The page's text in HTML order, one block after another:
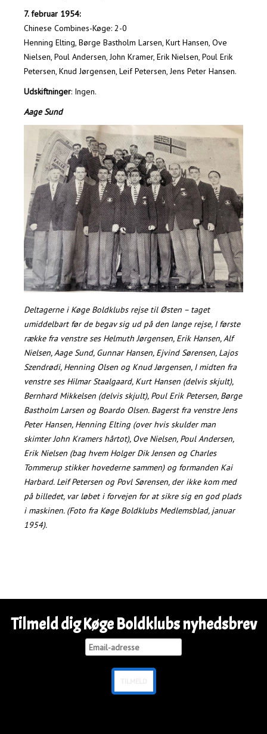
7. februar 1954:
Chinese Combines-Køge: 2-0
Henning Elting, Børge Bastholm Larsen, Kurt Hansen, Ove
Nielsen, Poul Andersen, John Kramer, Erik Nielsen, Poul Erik
Petersen, Knud Jørgensen, Leif Petersen, Jens Peter Hansen.
Udskiftninger: Ingen.
Aage Sund
Deltagerne i Køge Boldklubs rejse til Østen – taget
umiddelbart før de begav sig ud på den lange rejse, I første
række fra venstre ses Helmuth Jørgensen, Erik Hansen, Alf
Nielsen, Aage Sund, Gunnar Hansen, Ejvind Sørensen, Lajos
Szendrødi, Henning Olsen og Knud Jørgensen, I midten fra
venstre ses Hilmar Staalgaard, Kurt Hansen (delvis skjult),
Bernhard Mikkelsen (delvis skjult), Poul Erik Petersen, Børge
Bastholm Larsen og Boardo Olsen. Bagerst fra venstre Jens
Peter Hansen, Henning Elting (over hvis skulder man
skimter John Kramers hårtot), Ove Nielsen, Poul Andersen,
Erik Nielsen (bag hvem Holger Dik Jensen og Charles
Tommerup stikker hovederne sammen) og formanden Kai
Harbard. Leif Petersen og Povl Sørensen, der ikke kom med
på billedet, var løbet i forvejen for at sikre sig en god plads
i maskinen. (Foto fra Køge Boldklubs Medlemsblad, januar
1954).
Tilmeld dig Køge Boldklubs nyhedsbrev